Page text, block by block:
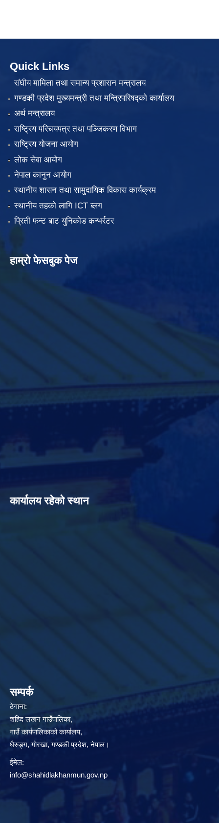
Quick Links
संघीय मामिला तथा समान्य प्रशासन मन्त्रालय
गण्डकी प्रदेश मुख्यमन्त्री तथा मन्त्रिपरिषद्को कार्यालय
अर्थ मन्त्रालय
राष्ट्रिय परिचयपत्र तथा पञ्जिकरण विभाग
राष्ट्रिय योजना आयोग
लोक सेवा आयोग
नेपाल कानुन आयोग
स्थानीय शासन तथा सामुदायिक विकास कार्यक्रम
स्थानीय तहको लागि ICT ब्लग
प्रिती फन्ट बाट युनिकोड कन्भर्रटर
हाम्रो फेसबुक पेज
कार्यालय रहेको स्थान
सम्पर्क
ठेगाना:
शहिद लखन गाउँपालिका,
गाउँ कार्यपालिकाको कार्यालय,
घैरुङ्ग, गोरखा, गण्डकी प्रदेश, नेपाल।
ईमेल:
info@shahidlakhanmun.gov.np